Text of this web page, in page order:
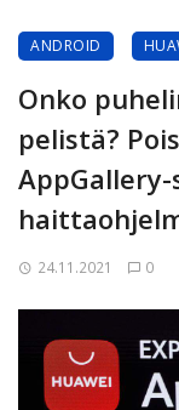
ANDROID
Onko
pelistä?
24.11.2021 0